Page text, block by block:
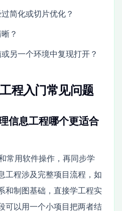
简化或切片优化？
？
另一个环境中复现打开？
程入门常见问题
信息工程哪个更适合
常用软件操作，再同步学
工程涉及完整项目流程，如
和制图基础，直接学工程实
可以用一个小项目把两者结